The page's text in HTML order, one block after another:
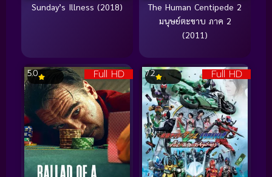
Sunday’s Illness (2018)
The Human Centipede 2
มนุษย์ตะขาบ ภาค 2
(2011)
Full HD
5.0 Full HD
7.2